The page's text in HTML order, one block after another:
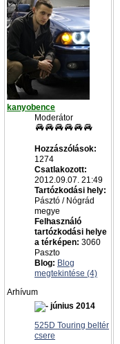
kanyobence
Moderátor
Hozzászólások:
1274
Csatlakozott:
2012.09.07. 21:49
Tartózkodási hely:
Pásztó / Nógrád
megye
Felhasználó
tartózkodási helye
a térképen: 3060
Paszto
Blog: Blog
megtekintése (4)
Arhívum
június 2014
525D Touring beltér
csere